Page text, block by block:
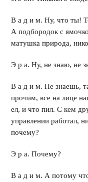
В а д и м. Ну, что ты!
А подбородок с
матушка природа,
Э р а. Ну, не знаю, не
В а д и м. Не знаешь,
прочим, все на лице
ел, и что пил. С кем
управлении работал,
почему?
Э р а. Почему?
В а д и м. А потому